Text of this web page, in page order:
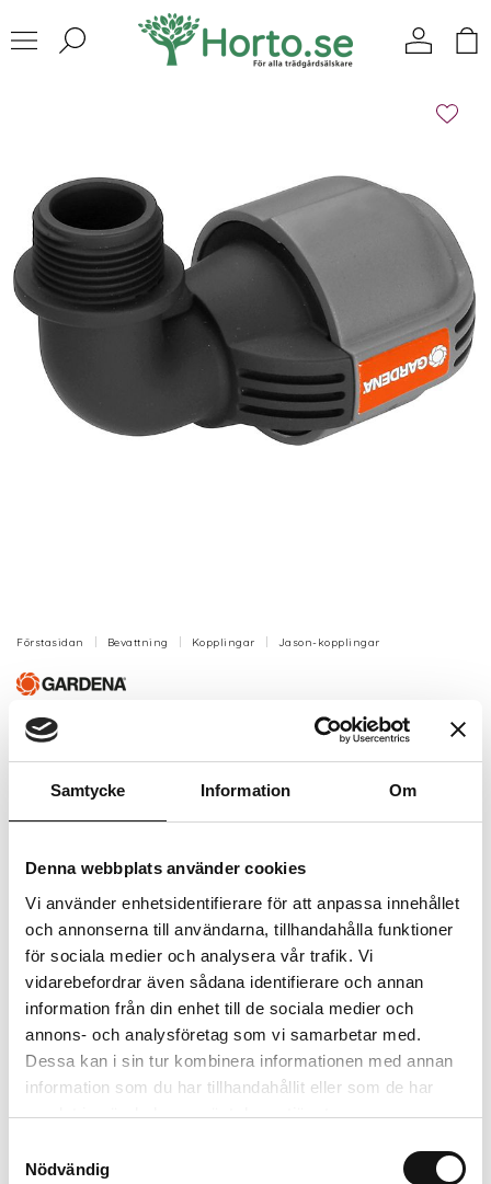
Samtycke Information Om
Denna webbplats använder cookies
Vi använder enhetsidentifierare för att anpassa innehållet
och annonserna till användarna, tillhandahålla funktioner
för sociala medier och analysera vår trafik. Vi
vidarebefordrar även sådana identifierare och annan
information från din enhet till de sociala medier och
annons- och analysföretag som vi samarbetar med.
Dessa kan i sin tur kombinera informationen med annan
information som du har tillhandahållit eller som de har
samlat in när du har använt deras tjänster.
Nödvändig
Förstasidan Bevattning Kopplingar Jason-kopplingar
Gardena L-Skarv, 25 mm x 3/4
utv.gänga
Beställningsvara
Beställningsvara, 1-2v
73 kr
Lägg i varukorgen
Trygg betalning
Ekologiskt utbud
Valbara fraktmetoder